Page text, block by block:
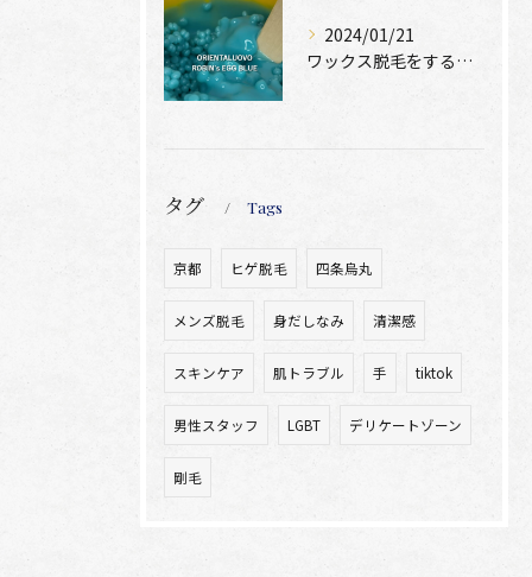
2024/01/21
ワックス脱毛をするために絶位必要なのは、
タグ Tags
京都 ヒゲ脱毛 四条烏丸
メンズ脱毛 身だしなみ 清潔感
スキンケア 肌トラブル 手 tiktok
男性スタッフ LGBT デリケートゾーン
剛毛